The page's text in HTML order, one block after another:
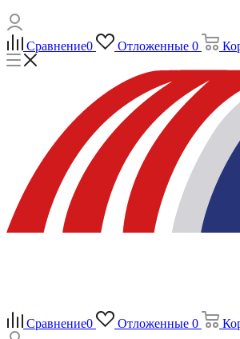
Сравнение0 Отложенные 0
Сравнение0 Отложенные 0